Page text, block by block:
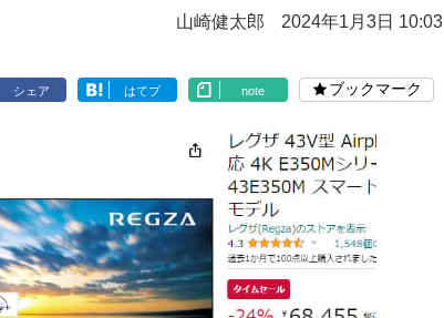
山崎健太郎 2024年1月3日 10:03
シェア はてブ note ブックマーク